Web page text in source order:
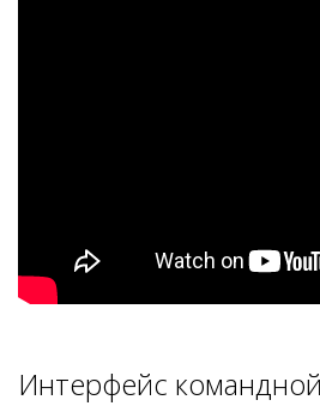
Интерфейс